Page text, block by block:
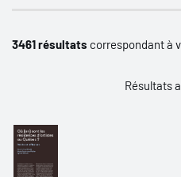
3461 résultats correspondant à
Résultats